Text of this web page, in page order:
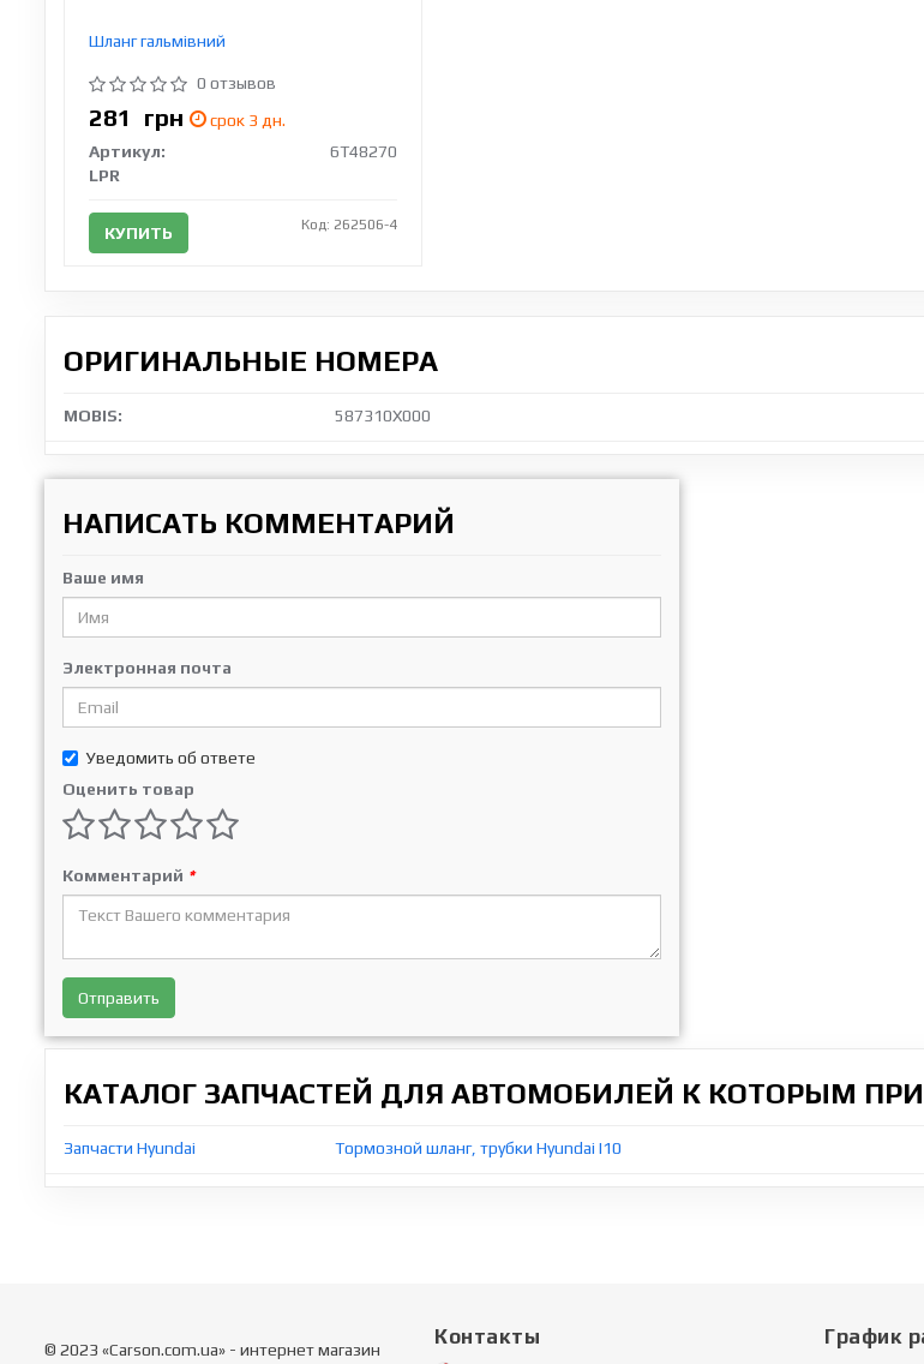
Шланг гальмівний
0 отзывов
281 грн
срок 3 дн.
Артикул:
6T48270
LPR
КУПИТЬ Код: 262506-4
ОРИГИНАЛЬНЫЕ НОМЕРА
MOBIS: 587310X000
НАПИСАТЬ КОММЕНТАРИЙ
Ваше имя
Электронная почта
Уведомить об ответе
Оценить товар
Комментарий *
Отправить
КАТАЛОГ ЗАПЧАСТЕЙ ДЛЯ АВТОМОБИЛЕЙ К КОТОРЫМ
Запчасти Hyundai Тормозной шланг, трубки Hyundai I10
© 2023 «Carson.com.ua» - интернет магазин
Контакты График